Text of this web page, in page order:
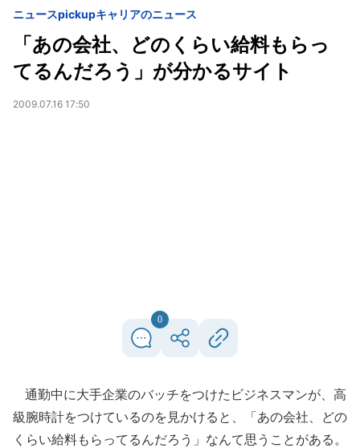
ニュースpickupキャリアのニュース
「あの会社、どのくらい給料もらっ
てるんだろう」が分かるサイト
2009.07.16 17:50
0
通勤中に大手企業のバッチをつけたビジネスマンが、高
級腕時計をつけているのを見かけると、「あの会社、どの
くらい給料もらってるんだろう」なんて思うことがある。